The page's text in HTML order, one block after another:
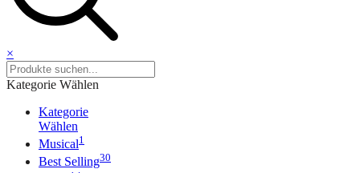
×
Kategorie Wählen
Kategorie
Wählen
Musical1
Best Selling30